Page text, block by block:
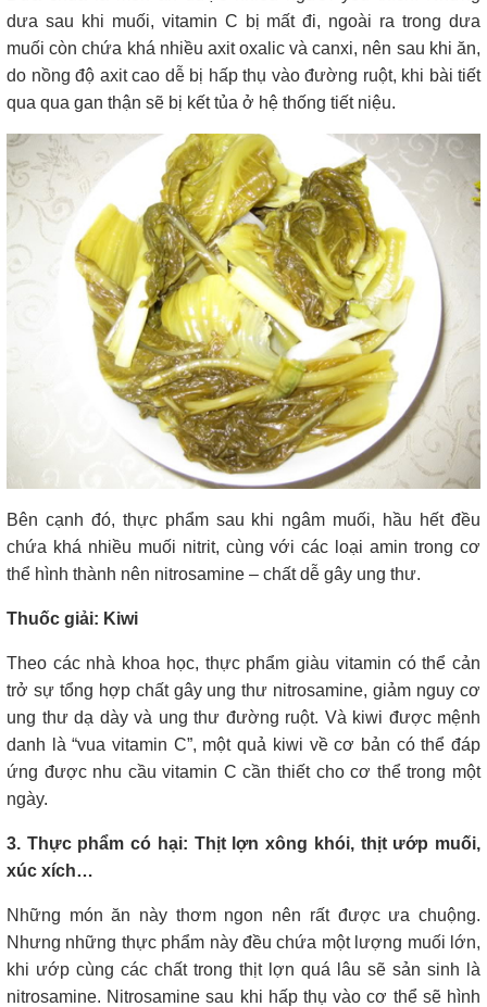
dưa sau khi muối, vitamin C bị mất đi, ngoài ra trong dưa
muối còn chứa khá nhiều axit oxalic và canxi, nên sau khi ăn,
do nồng độ axit cao dễ bị hấp thụ vào đường ruột, khi bài tiết
qua qua gan thận sẽ bị kết tủa ở hệ thống tiết niệu.
Bên cạnh đó, thực phẩm sau khi ngâm muối, hầu hết đều
chứa khá nhiều muối nitrit, cùng với các loại amin trong cơ
thể hình thành nên nitrosamine – chất dễ gây ung thư.
Thuốc giải: Kiwi
Theo các nhà khoa học, thực phẩm giàu vitamin có thể cản
trở sự tổng hợp chất gây ung thư nitrosamine, giảm nguy cơ
ung thư dạ dày và ung thư đường ruột. Và kiwi được mệnh
danh là “vua vitamin C”, một quả kiwi về cơ bản có thể đáp
ứng được nhu cầu vitamin C cần thiết cho cơ thể trong một
ngày.
3. Thực phẩm có hại: Thịt lợn xông khói, thịt ướp muối,
xúc xích…
Những món ăn này thơm ngon nên rất được ưa chuộng.
Nhưng những thực phẩm này đều chứa một lượng muối lớn,
khi ướp cùng các chất trong thịt lợn quá lâu sẽ sản sinh là
nitrosamine. Nitrosamine sau khi hấp thụ vào cơ thể sẽ hình